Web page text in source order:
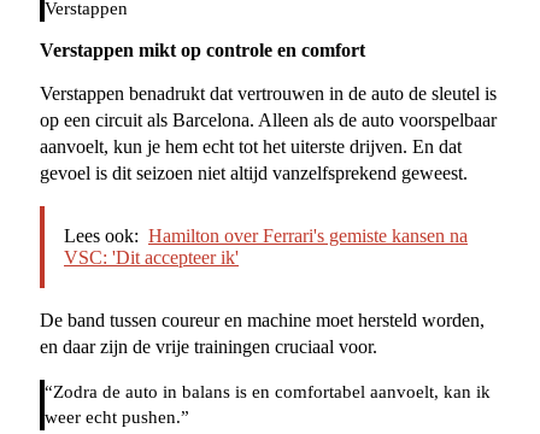
Verstappen
Verstappen mikt op controle en comfort
Verstappen benadrukt dat vertrouwen in de auto de sleutel is
op een circuit als Barcelona. Alleen als de auto voorspelbaar
aanvoelt, kun je hem echt tot het uiterste drijven. En dat
gevoel is dit seizoen niet altijd vanzelfsprekend geweest.
Lees ook: Hamilton over Ferrari's gemiste kansen na
VSC: 'Dit accepteer ik'
De band tussen coureur en machine moet hersteld worden,
en daar zijn de vrije trainingen cruciaal voor.
“Zodra de auto in balans is en comfortabel aanvoelt, kan ik
weer echt pushen.”